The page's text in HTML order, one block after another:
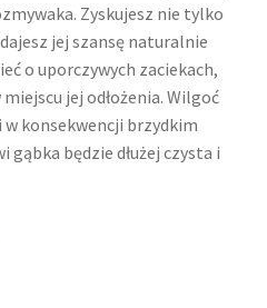
Zyskujesz nie tylko
jej szansę naturalnie
o uporczywych zaciekach,
jej odłożenia. Wilgoć
konsekwencji brzydkim
gąbka będzie dłużej czysta i